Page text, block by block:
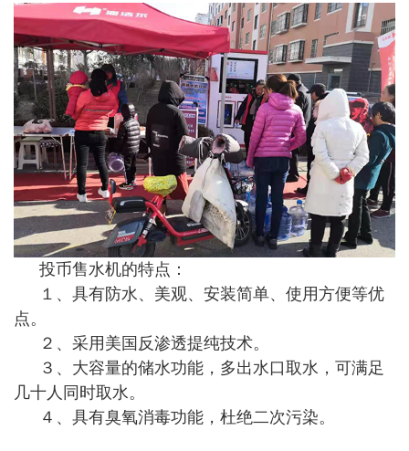
投币售水机的特点：
１、具有防水、美观、安装简单、使用方便等优
点。
２、采用美国反渗透提纯技术。
３、大容量的储水功能，多出水口取水，可满足
几十人同时取水。
４、具有臭氧消毒功能，杜绝二次污染。